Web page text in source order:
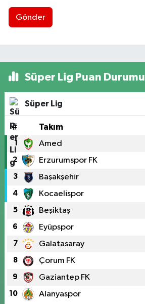
Gönder
Süper Lig Puan Durumu
Süper Lig
# Takım
1 Amed
2 Erzurumspor FK
3 Başakşehir
4 Kocaelispor
5 Beşiktaş
6 Eyüpspor
7 Galatasaray
8 Çorum FK
9 Gaziantep FK
10 Alanyaspor